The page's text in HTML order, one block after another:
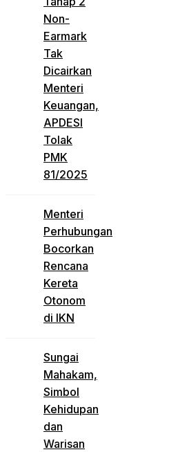
Non-
Earmark
Tak
Dicairkan
Menteri
Keuangan,
APDESI
Tolak
PMK
81/2025
Menteri
Perhubungan
Bocorkan
Rencana
Kereta
Otonom
di IKN
Sungai
Mahakam,
Simbol
Kehidupan
dan
Warisan